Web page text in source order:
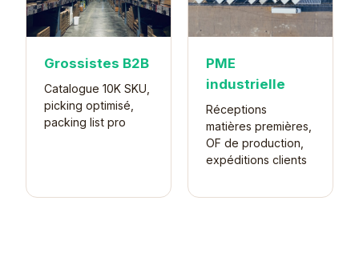
Grossistes B2B
Catalogue 10K SKU,
picking optimisé,
packing list pro
PME
industrielle
Réceptions
matières premières,
OF de production,
expéditions clients